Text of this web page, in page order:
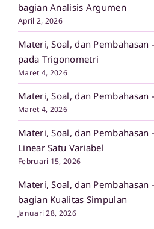
bagian Analisis Argumen
April 2, 2026
Materi, Soal, dan Pembahasan
pada Trigonometri
Maret 4, 2026
Materi, Soal, dan Pembahasan
Maret 4, 2026
Materi, Soal, dan Pembahasan
Linear Satu Variabel
Februari 15, 2026
Materi, Soal, dan Pembahasan
bagian Kualitas Simpulan
Januari 28, 2026